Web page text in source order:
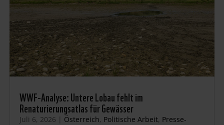
WWF-Analyse: Untere Lobau fehlt im
Renaturierungsatlas für Gewässer
Juli 6, 2026 | Österreich, Politische Arbeit, Presse-